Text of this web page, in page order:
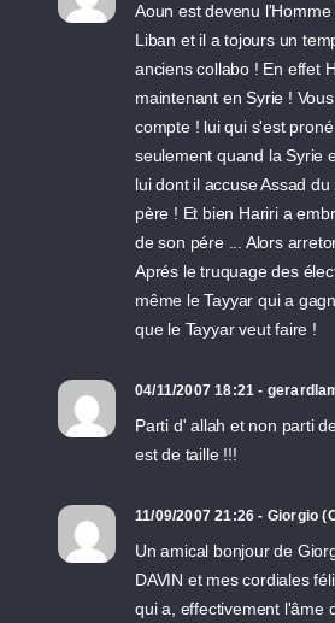
Aoun est devenu
Liban et il a tojours un
anciens collabo ! En effet
maintenant en Syrie !
compte ! lui qui s'est
seulement quand la Syrie
lui dont il accuse Assad
père ! Et bien Hariri a
de son pére ... Alors
Aprés le truquage des
même le Tayyar qui a
que le Tayyar veut faire !
04/11/2007 18:21 -
Parti d' allah et non parti
est de taille !!!
11/09/2007 21:26 - Giorgio
Un amical bonjour de
DAVIN et mes cordiales
qui a, effectivement l'âme